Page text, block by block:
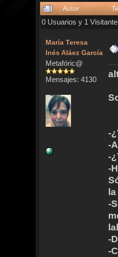
Autor
0 Usuarios y 1
María Teresa
Inés Aláez García
Metafóric@
Mensajes: 4130
-
-
-
-
-
-
-